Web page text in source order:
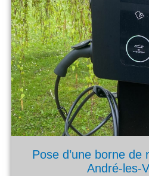
Pose d’une borne de
André-les-